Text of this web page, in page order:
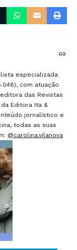
especializada
com atuação
das Revistas
Editora Ita &
jornalístico e
todas as suas
@carolina.vilanova